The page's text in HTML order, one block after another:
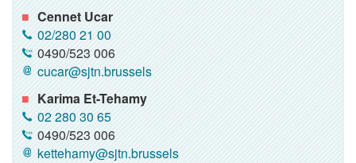
Cennet Ucar
02/280 21 00
0490/523 006
cucar@sjtn.brussels
Karima Et-Tehamy
02 280 30 65
0490/523 006
kettehamy@sjtn.brussels